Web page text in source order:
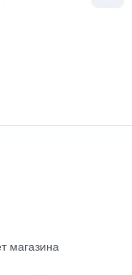
магазина